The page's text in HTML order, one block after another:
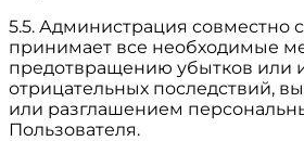
5.5. Администрация совместно
принимает все необходимые
предотвращению убытков или
отрицательных последствий,
или разглашением
Пользователя.